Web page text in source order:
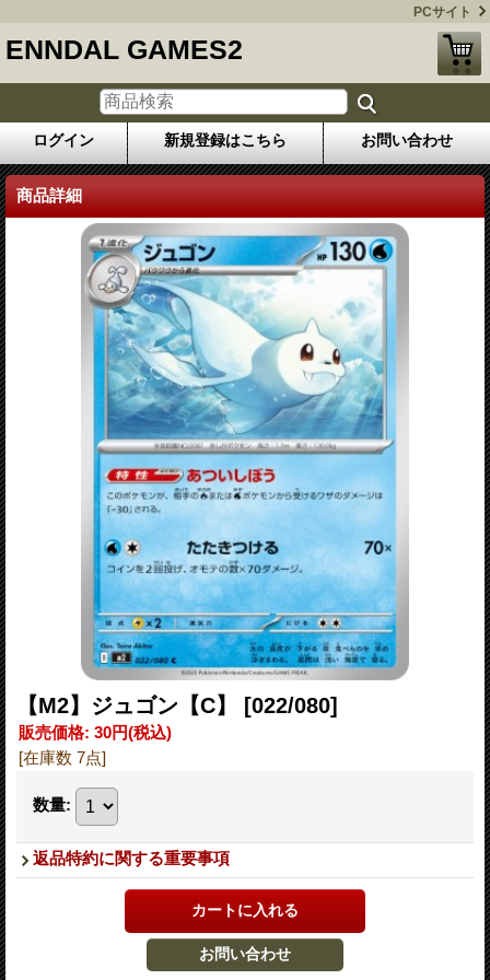
PCサイト
ENNDAL GAMES2
ログイン 新規登録はこちら お問い合わせ
商品詳細
【M2】ジュゴン【C】 [022/080]
販売価格: 30円(税込)
[在庫数 7点]
数量:
返品特約に関する重要事項